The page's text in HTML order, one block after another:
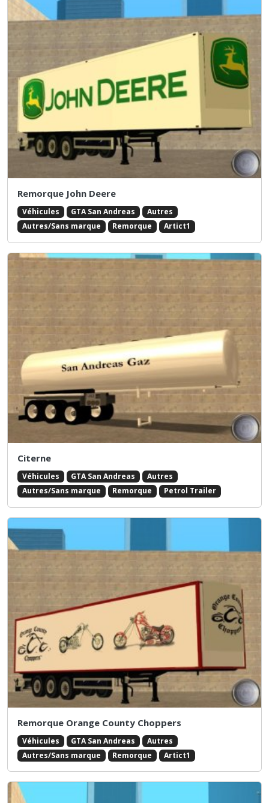
Remorque John Deere
Véhicules GTA San Andreas
Autres
Autres/Sans marque
Remorque Artict1
Citerne
Véhicules GTA San Andreas
Autres
Autres/Sans marque
Remorque Petrol Trailer
Remorque Orange County Choppers
Véhicules GTA San Andreas
Autres
Autres/Sans marque
Remorque Artict1